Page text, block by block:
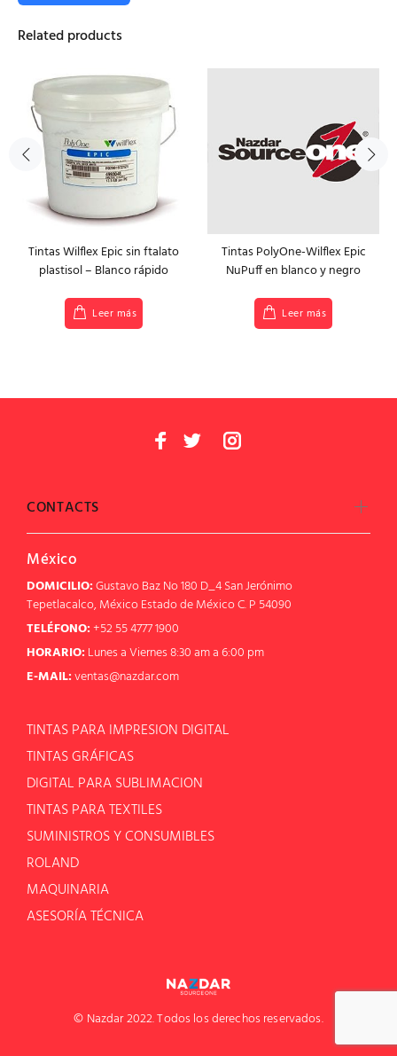
Related products
Tintas Wilflex Epic sin ftalato
plastisol – Blanco rápido
Leer más
Tintas PolyOne-Wilflex Epic
NuPuff en blanco y negro
Leer más
CONTACTS
México
DOMICILIO:Gustavo Baz No 180 D_4 San Jerónimo
Tepetlacalco, México Estado de México C. P 54090
TELÉFONO:+52 55 4777 1900
HORARIO: Lunes a Viernes 8:30 am a 6:00 pm
E-MAIL:ventas@nazdar.com
TINTAS PARA IMPRESION DIGITAL
TINTAS GRÁFICAS
DIGITAL PARA SUBLIMACION
TINTAS PARA TEXTILES
SUMINISTROS Y CONSUMIBLES
ROLAND
MAQUINARIA
ASESORÍA TÉCNICA
© Nazdar 2022. Todos los derechos reservados.